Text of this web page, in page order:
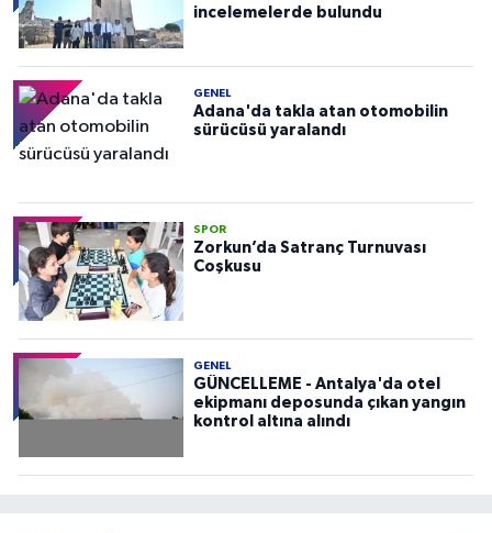
incelemelerde bulundu
GENEL
Adana'da takla atan otomobilin
sürücüsü yaralandı
SPOR
Zorkun’da Satranç Turnuvası
Coşkusu
GENEL
GÜNCELLEME - Antalya'da otel
ekipmanı deposunda çıkan yangın
kontrol altına alındı